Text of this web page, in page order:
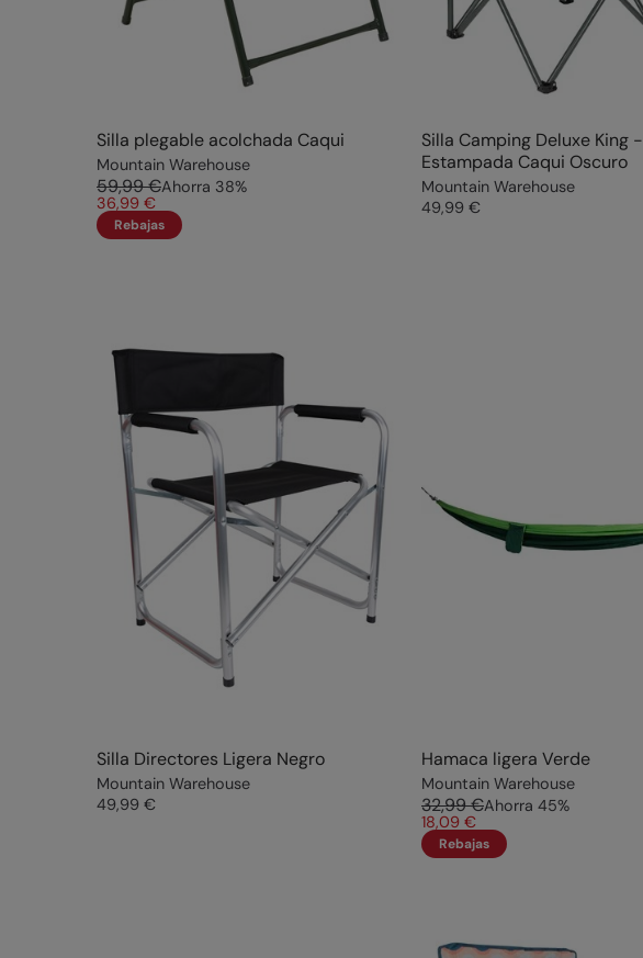
Silla plegable acolchada Caqui
Mountain Warehouse
59,99 €Ahorra 38%
36,99 €
Rebajas
Silla Camping Deluxe King -
Estampada Caqui Oscuro
Mountain Warehouse
49,99 €
Silla Directores Ligera Negro
Mountain Warehouse
49,99 €
Hamaca ligera Verde
Mountain Warehouse
32,99 €Ahorra 45%
18,09 €
Rebajas